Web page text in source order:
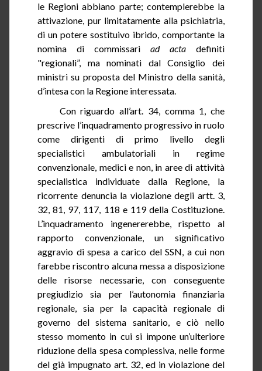
le Regioni abbiano parte; contemplerebbe la
attivazione, pur limitatamente alla psichiatria,
di un potere sostituivo ibrido, comportante la
nomina di commissari ad acta definiti
"regionali”, ma nominati dal Consiglio dei
ministri su proposta del Ministro della sanità,
d’intesa con la Regione interessata.
Con riguardo all’art. 34, comma 1, che
prescrive l’inquadramento progressivo in ruolo
come dirigenti di primo livello degli
specialistici ambulatoriali in regime
convenzionale, medici e non, in aree di attività
specialistica individuate dalla Regione, la
ricorrente denuncia la violazione degli artt. 3,
32, 81, 97, 117, 118 e 119 della Costituzione.
L’inquadramento ingenererebbe, rispetto al
rapporto convenzionale, un significativo
aggravio di spesa a carico del SSN, a cui non
farebbe riscontro alcuna messa a disposizione
delle risorse necessarie, con conseguente
pregiudizio sia per l’autonomia finanziaria
regionale, sia per la capacità regionale di
governo del sistema sanitario, e ciò nello
stesso momento in cui si impone un’ulteriore
riduzione della spesa complessiva, nelle forme
del già impugnato art. 32, ed in violazione del